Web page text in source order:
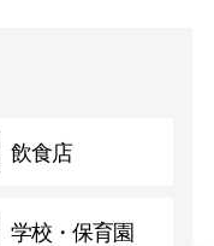
飲食店
学校・保育園